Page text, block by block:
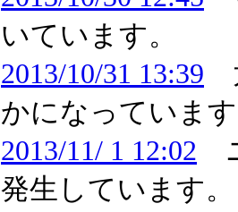
いています。
2013/10/31 13:39
かになっていま
2013/11/ 1 12:02
発生しています。